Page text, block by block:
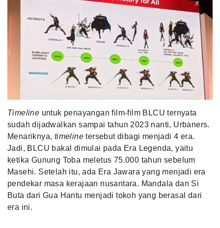
Timeline untuk penayangan film-film BLCU ternyata
sudah dijadwalkan sampai tahun 2023 nanti, Urbaners.
Menariknya, timelinetersebut dibagi menjadi 4 era.
Jadi, BLCU bakal dimulai pada Era Legenda, yaitu
ketika Gunung Toba meletus 75.000 tahun sebelum
Masehi. Setelah itu, ada Era Jawara yang menjadi era
pendekar masa kerajaan nusantara. Mandala dan Si
Buta dari Gua Hantu menjadi tokoh yang berasal dari
era ini.